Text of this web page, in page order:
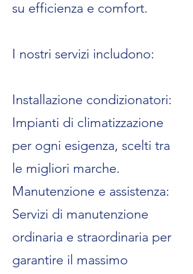
su efficienza e comfort.
I nostri servizi includono:
Installazione condizionatori:
Impianti di climatizzazione
per ogni esigenza, scelti tra
le migliori marche.
Manutenzione e assistenza:
Servizi di manutenzione
ordinaria e straordinaria per
garantire il massimo